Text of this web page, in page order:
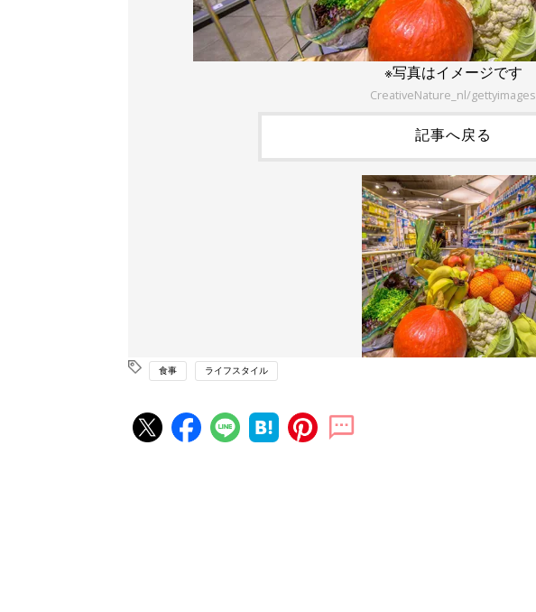
※写真はイメージです
CreativeNature_nl/gettyimages
記事へ戻る
食事 ライフスタイル